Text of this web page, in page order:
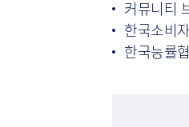
커뮤니티
한국소비
한국능률